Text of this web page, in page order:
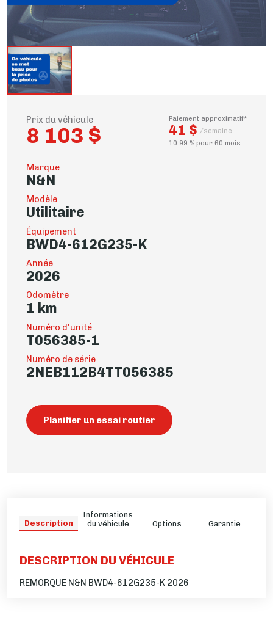
Prix du véhicule
8 103 $
Paiement approximatif*
41 $ /semaine
10.99 % pour 60 mois
Marque
N&N
Modèle
Utilitaire
Équipement
BWD4-612G235-K
Année
2026
Odomètre
1 km
Numéro d'unité
T056385-1
Numéro de série
2NEB112B4TT056385
Planifier un essai routier
Description
Informations
du véhicule
Options Garantie
DESCRIPTION DU VÉHICULE
REMORQUE N&N BWD4-612G235-K 2026